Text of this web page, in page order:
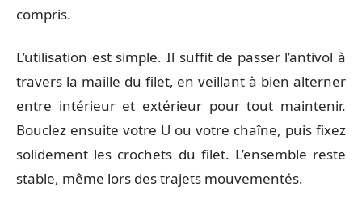
compris.
L’utilisation est simple. Il suffit de passer l’antivol à
travers la maille du filet, en veillant à bien alterner
entre intérieur et extérieur pour tout maintenir.
Bouclez ensuite votre U ou votre chaîne, puis fixez
solidement les crochets du filet. L’ensemble reste
stable, même lors des trajets mouvementés.